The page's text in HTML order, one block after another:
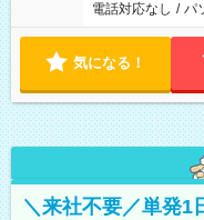
電話対応なし / パ
気になる！
＼来社不要／単発1